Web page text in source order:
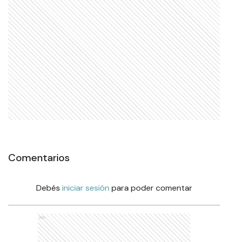
Comentarios
Debés iniciar sesión para poder comentar
Ads